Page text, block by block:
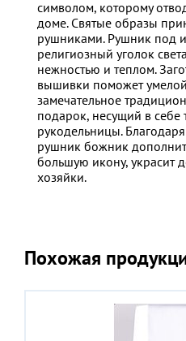
символом, которому
доме. Святые образы
рушниками. Рушник под
религиозный уголок
нежностью и теплом.
вышивки поможет умелой
замечательное
подарок, несущий в себе
рукодельницы.
рушник божник
большую икону, украсит
хозяйки.
Похожая